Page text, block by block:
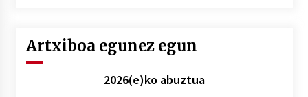
Artxiboa egunez egun
2026(e)ko abuztua